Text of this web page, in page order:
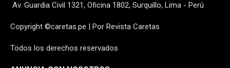
Av. Guardia Civil 1321, Oficina 1802, Surquillo, Lima - Perú
Copyright ©caretas.pe | Por Revista Caretas
Todos los derechos reservados